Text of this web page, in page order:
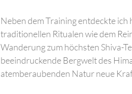
Neben dem Training entdeckte
traditionellen Ritualen wie dem
Wanderung zum höchsten Shiva-
beeindruckende Bergwelt des
atemberaubenden Natur neue